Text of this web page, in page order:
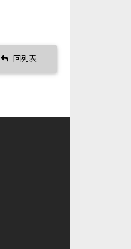
回列表